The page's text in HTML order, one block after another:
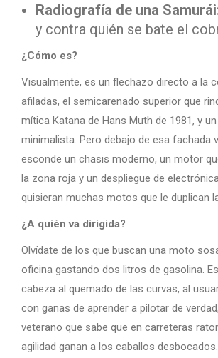
Radiografía de una
y contra quién se bate el
¿Cómo es?
Visualmente, es un flechazo directo a la
afiladas, el semicarenado superior que
mítica Katana de Hans Muth de 1981, y
minimalista. Pero debajo de esa fachada
esconde un chasis moderno, un motor
la zona roja y un despliegue de
quisieran muchas motos que le duplican
¿A quién va dirigida?
Olvídate de los que buscan una moto
oficina gastando dos litros de gasolina.
cabeza al quemado de las curvas, al
con ganas de aprender a pilotar de
veterano que sabe que en carreteras
agilidad ganan a los caballos